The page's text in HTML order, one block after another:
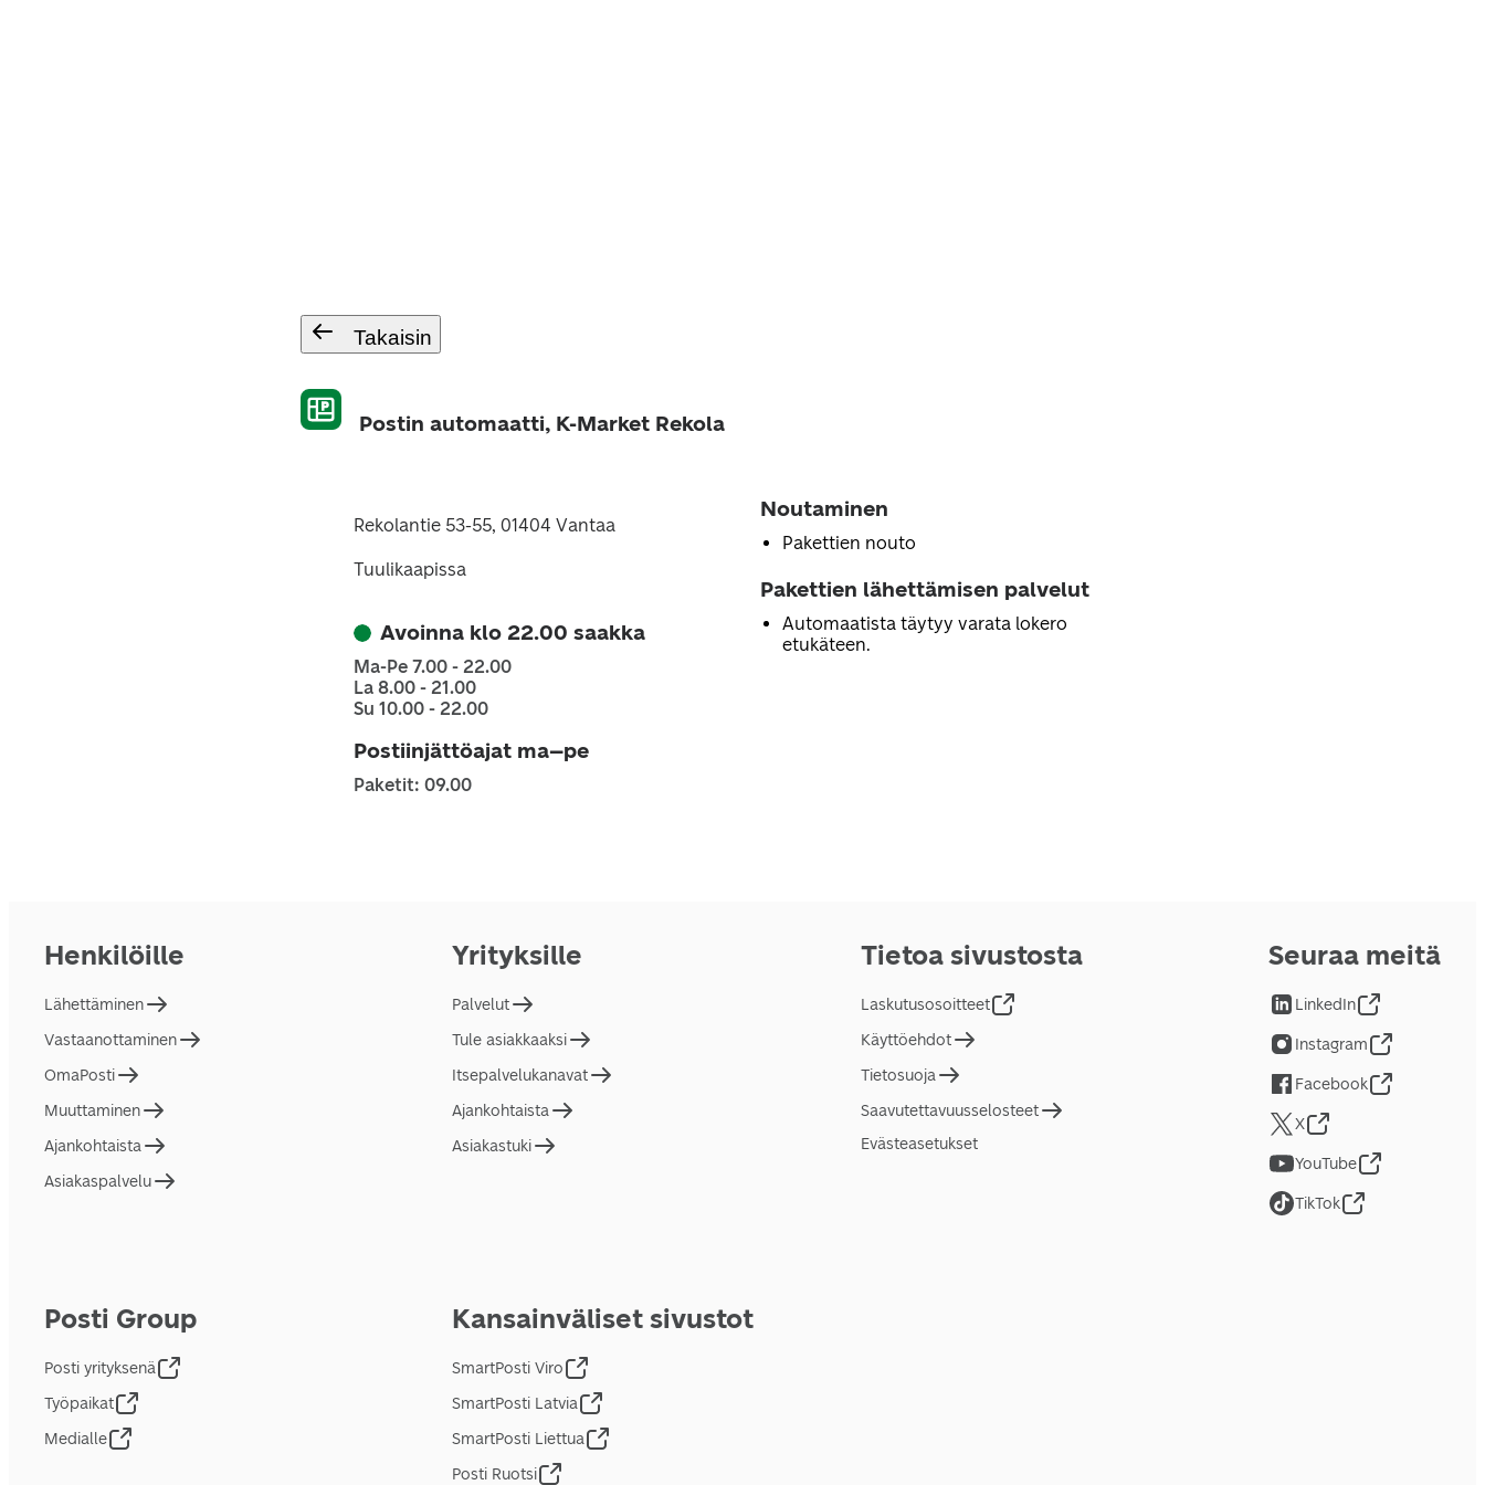
Takaisin
Postin automaatti, K-Market Rekola
Rekolantie 53-55, 01404 Vantaa
Tuulikaapissa
Avoinna klo 22.00 saakka
Ma-Pe 7.00 - 22.00
La 8.00 - 21.00
Su 10.00 - 22.00
Postiinjättöajat ma–pe
Paketit: 09.00
Noutaminen
Pakettien nouto
Pakettien lähettämisen palvelut
Automaatista täytyy varata lokero
etukäteen.
Henkilöille
Lähettäminen
Vastaanottaminen
OmaPosti
Muuttaminen
Ajankohtaista
Asiakaspalvelu
Yrityksille
Palvelut
Tule asiakkaaksi
Itsepalvelukanavat
Ajankohtaista
Asiakastuki
Tietoa sivustosta
Laskutusosoitteet
Käyttöehdot
Tietosuoja
Saavutettavuusselosteet
Evästeasetukset
Posti Group
Posti yrityksenä
Työpaikat
Medialle
Kansainväliset sivustot
SmartPosti Viro
SmartPosti Latvia
SmartPosti Liettua
Posti Ruotsi
Seuraa meitä
LinkedIn
Instagram
Facebook
X
YouTube
TikTok